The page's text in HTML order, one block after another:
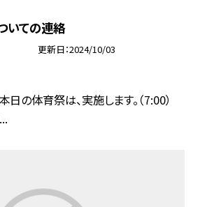
いての連絡
更新日 2024/10/03
日の体育祭は、実施します。（7:00）